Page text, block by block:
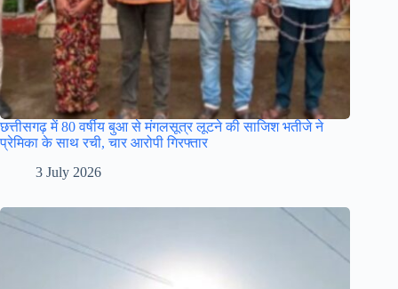
छत्तीसगढ़ में 80 वर्षीय बुआ से मंगलसूत्र लूटने की साजिश भतीजे ने
प्रेमिका के साथ रची, चार आरोपी गिरफ्तार
3 July 2026